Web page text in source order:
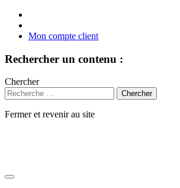
Mon compte client
Rechercher un contenu :
Chercher
Fermer et revenir au site